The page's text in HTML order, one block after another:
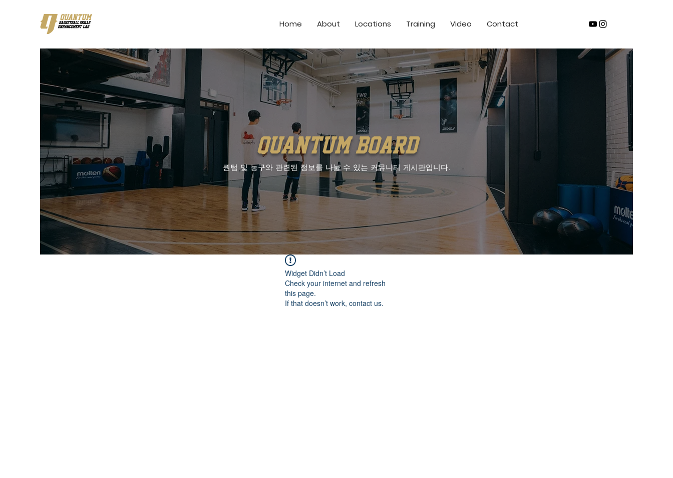
Home About Locations Training Video Contact
quantum board
퀀텀 및 농구와 관련된 정보를 나눌 수 있는 커뮤니티 게시판입니다.
Widget Didn’t Load
Check your internet and refresh
this page.
If that doesn’t work, contact us.